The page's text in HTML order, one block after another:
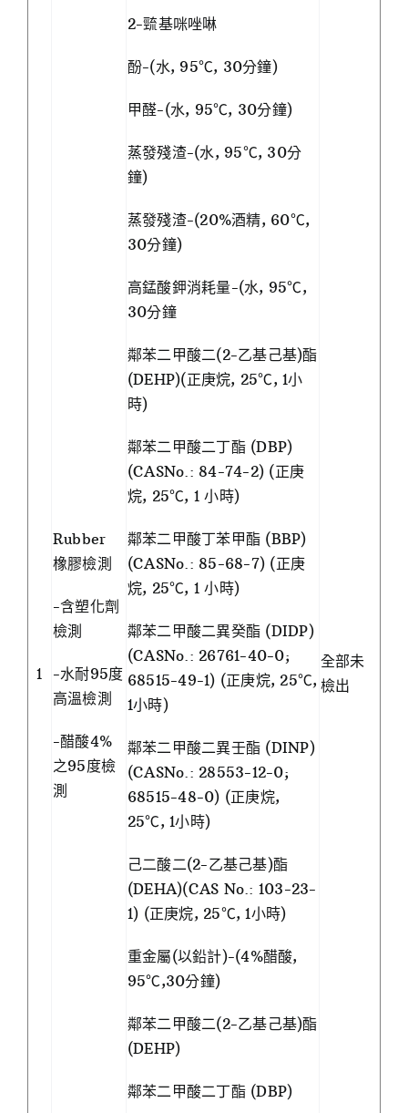
1
Rubber
橡膠檢測
-含塑化劑
檢測
-水耐95度
高溫檢測
-醋酸4%
之95度檢
測
2-巰基咪唑啉
酚-(水, 95℃, 30分鐘)
甲醛-(水, 95℃, 30分鐘)
蒸發殘渣-(水, 95℃, 30分
鐘)
蒸發殘渣-(20%酒精, 60℃,
30分鐘)
高錳酸鉀消耗量-(水, 95℃,
30分鐘
鄰苯二甲酸二(2-乙基己基)酯
(DEHP)(正庚烷, 25℃, 1小
時)
鄰苯二甲酸二丁酯 (DBP)
(CASNo.: 84-74-2) (正庚
烷, 25℃, 1 小時)
鄰苯二甲酸丁苯甲酯 (BBP)
(CASNo.: 85-68-7) (正庚
烷, 25℃, 1 小時)
鄰苯二甲酸二異癸酯 (DIDP)
(CASNo.: 26761-40-0;
68515-49-1) (正庚烷, 25℃,
1小時)
鄰苯二甲酸二異壬酯 (DINP)
(CASNo.: 28553-12-0;
68515-48-0) (正庚烷,
25℃, 1小時)
己二酸二(2-乙基己基)酯
(DEHA)(CAS No.: 103-23-
1) (正庚烷, 25℃, 1小時)
重金屬(以鉛計)-(4%醋酸,
95℃,30分鐘)
鄰苯二甲酸二(2-乙基己基)酯
(DEHP)
鄰苯二甲酸二丁酯 (DBP)
全部未
檢出